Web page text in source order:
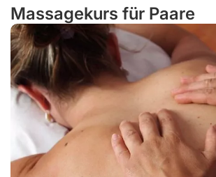
Massagekurs für Paare